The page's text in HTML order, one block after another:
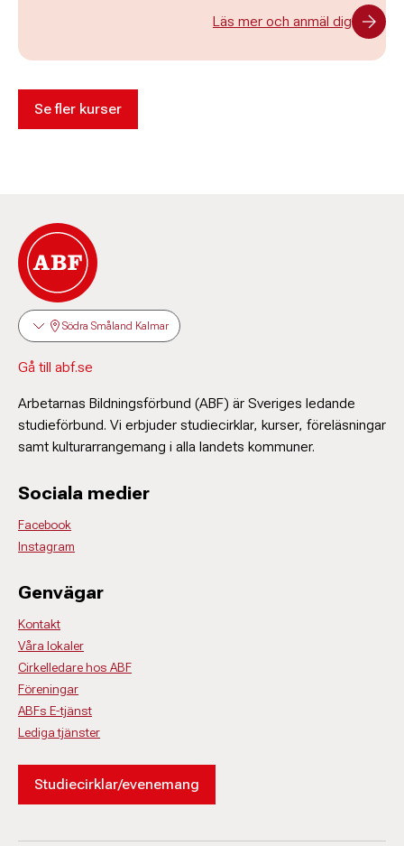
Läs mer och anmäl dig
Se fler kurser
Södra Småland Kalmar
Gå till abf.se
Arbetarnas Bildningsförbund (ABF) är Sveriges ledande
studieförbund. Vi erbjuder studiecirklar, kurser, föreläsningar
samt kulturarrangemang i alla landets kommuner.
Sociala medier
Facebook
Instagram
Genvägar
Kontakt
Våra lokaler
Cirkelledare hos ABF
Föreningar
ABFs E-tjänst
Lediga tjänster
Studiecirklar/evenemang